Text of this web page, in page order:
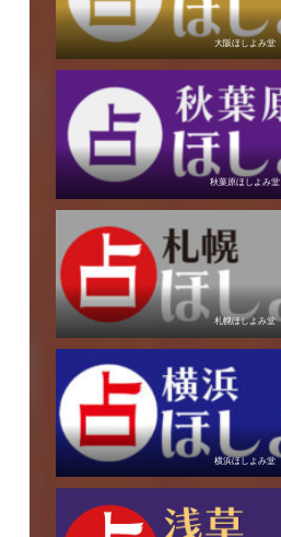
大阪ほしよみ堂
秋葉原ほしよみ堂
札幌ほしよみ堂
横浜ほしよみ堂